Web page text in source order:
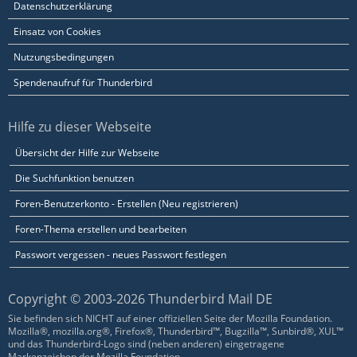
Datenschutzerklärung
Einsatz von Cookies
Nutzungsbedingungen
Spendenaufruf für Thunderbird
Hilfe zu dieser Webseite
Übersicht der Hilfe zur Webseite
Die Suchfunktion benutzen
Foren-Benutzerkonto - Erstellen (Neu registrieren)
Foren-Thema erstellen und bearbeiten
Passwort vergessen - neues Passwort festlegen
Copyright © 2003-2026 Thunderbird Mail DE
Sie befinden sich NICHT auf einer offiziellen Seite der Mozilla Foundation.
Mozilla®, mozilla.org®, Firefox®, Thunderbird™, Bugzilla™, Sunbird®, XUL™
und das Thunderbird-Logo sind (neben anderen) eingetragene